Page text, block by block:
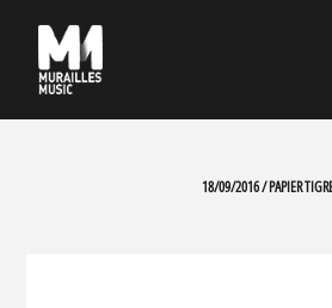
18/09/2016 / PAPIER